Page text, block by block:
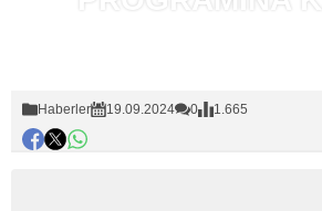
Haberler 19.09.2024 0 1.665